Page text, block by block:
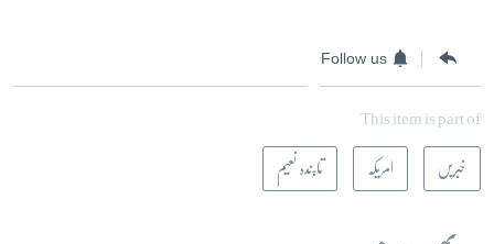
Follow us
This item is part of
خبریں امریکہ تابندہ نعیم